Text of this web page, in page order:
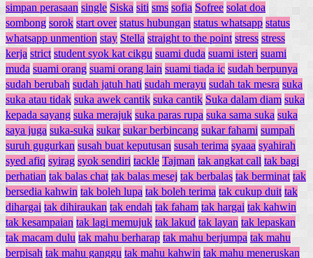
simpan perasaan single Siska siti sms sofia Sofree solat doa
sombong sorok start over status hubungan status whatsapp status
whatsapp unmention stay Stella straight to the point stress stress
kerja strict student syok kat cikgu suami duda suami isteri suami
muda suami orang suami orang lain suami tiada ic sudah berpunya
sudah berubah sudah jatuh hati sudah merayu sudah tak mesra suka
suka atau tidak suka awek cantik suka cantik Suka dalam diam suka
kepada sayang suka merajuk suka paras rupa suka sama suka suka
saya juga suka-suka sukar sukar berbincang sukar fahami sumpah
suruh gugurkan susah buat keputusan susah terima syaaa syahirah
syed afiq syirag syok sendiri tackle Tajman tak angkat call tak bagi
perhatian tak balas chat tak balas mesej tak berbalas tak berminat tak
bersedia kahwin tak boleh lupa tak boleh terima tak cukup duit tak
dihargai tak dihiraukan tak endah tak faham tak hargai tak kahwin
tak kesampaian tak lagi memujuk tak lakud tak layan tak lepaskan
tak macam dulu tak mahu berharap tak mahu berjumpa tak mahu
berpisah tak mahu ganggu tak mahu kahwin tak mahu meneruskan